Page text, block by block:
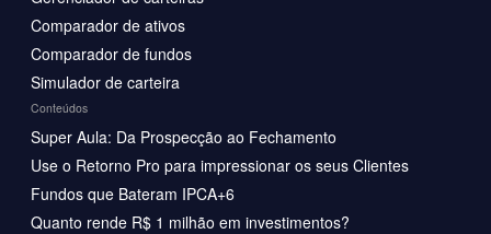
Comparador de ativos
Comparador de fundos
Simulador de carteira
Conteúdos
Super Aula: Da Prospecção ao Fechamento
Use o Retorno Pro para impressionar os seus Clientes
Fundos que Bateram IPCA+6
Quanto rende R$ 1 milhão em investimentos?